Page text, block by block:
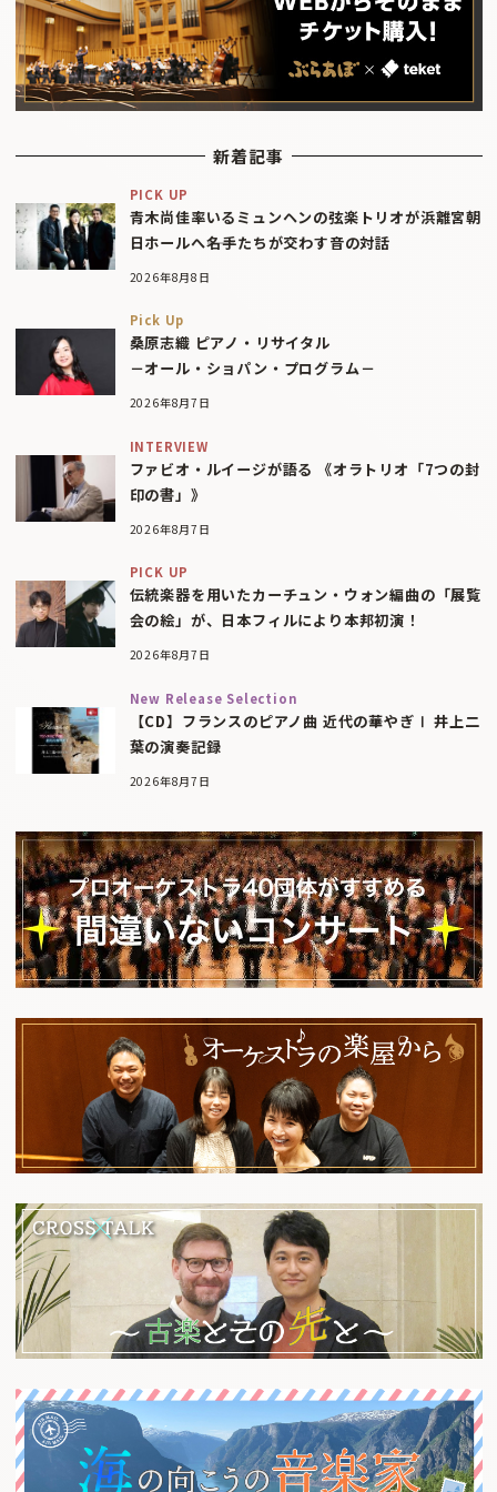
新着記事
PICK UP
青木尚佳率いるミュンヘンの弦楽トリオが浜離宮朝
日ホールへ――名手たちが交わす音の対話
2026年8月8日
Pick Up
桑原志織 ピアノ・リサイタル
－オール・ショパン・プログラム－
2026年8月7日
INTERVIEW
ファビオ・ルイージが語る 《オラトリオ「7つの封
印の書」》
2026年8月7日
PICK UP
伝統楽器を用いたカーチュン・ウォン編曲の「展覧
会の絵」が、日本フィルにより本邦初演！
2026年8月7日
New Release Selection
【CD】フランスのピアノ曲 近代の華やぎⅠ 井上二
葉の演奏記録
2026年8月7日